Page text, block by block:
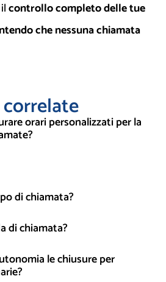
controllo completo delle tue
che nessuna chiamata
orari personalizzati per la
di chiamata?
di chiamata?
le chiusure per